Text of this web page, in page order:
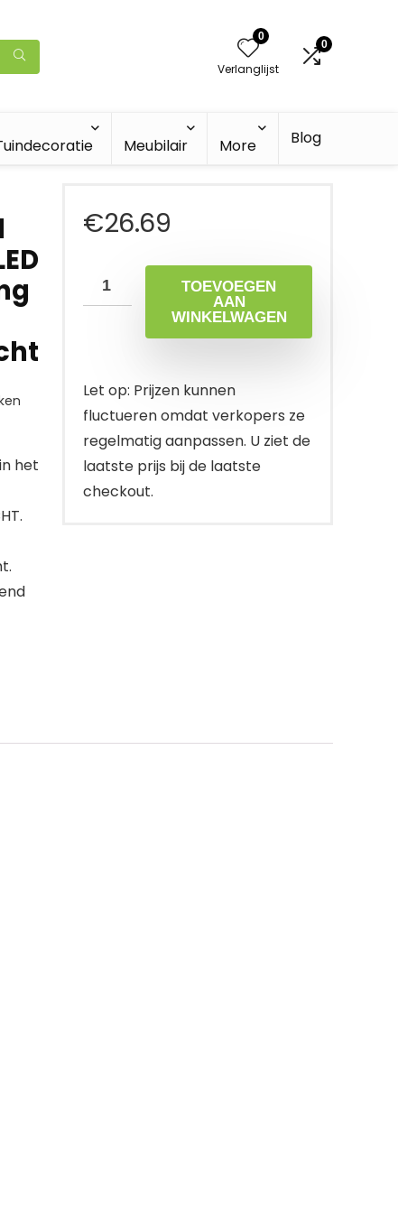
0
Verlanglijst
0
Meubilair More Blog
het
€26.69
TOEVOEGEN
AAN
WINKELWAGEN
Let op: Prijzen kunnen
fluctueren omdat verkopers ze
regelmatig aanpassen. U ziet de
laatste prijs bij de laatste
checkout.